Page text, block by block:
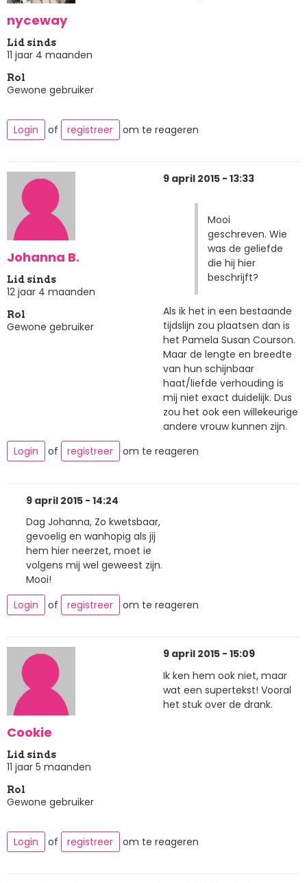
nyceway
Lid sinds
11 jaar 4 maanden
Rol
Gewone gebruiker
Login of registreer om te reageren
Johanna B.
Lid sinds
12 jaar 4 maanden
Rol
Gewone gebruiker
9 april 2015 - 13:33
Mooi
geschreven. Wie
was de geliefde
die hij hier
beschrijft?
Als ik het in een bestaande
tijdslijn zou plaatsen dan is
het Pamela Susan Courson.
Maar de lengte en breedte
van hun schijnbaar
haat/liefde verhouding is
mij niet exact duidelijk. Dus
zou het ook een willekeurige
andere vrouw kunnen zijn.
Login
of registreer om te reageren
9 april 2015 - 14:24
Dag Johanna, Zo kwetsbaar,
gevoelig en wanhopig als jij
hem hier neerzet, moet ie
volgens mij wel geweest zijn.
Mooi!
Login
of registreer om te reageren
Cookie
Lid sinds
11 jaar 5 maanden
Rol
Gewone gebruiker
9 april 2015 - 15:09
Ik ken hem ook niet, maar
wat een supertekst! Vooral
het stuk over de drank.
Login of registreer om te reageren